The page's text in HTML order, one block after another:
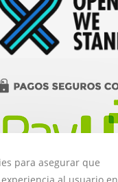
para asegurar que